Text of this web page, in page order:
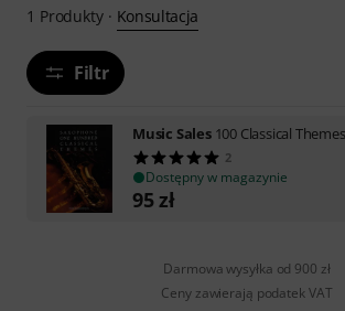
1 Produkty· Konsultacja
Filtr
Music Sales 100 Classical
2
Dostępny w magazynie
95zł
Darmowa wysyłka od 900 zł
Ceny zawierają podatek VAT